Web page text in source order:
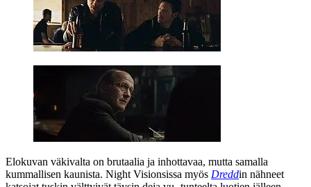
Elokuvan väkivalta on brutaalia ja inhottavaa, mutta samalla
kummallisen kaunista. Night Visionsissa myös Dreddin nähneet